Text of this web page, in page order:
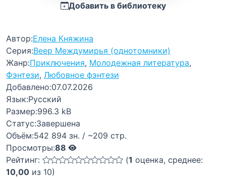
Добавить в библиотеку
Автор:Елена Княжина
Серия:Веер Междумирья (однотомники)
Жанр:Приключения, Молодежная литература,
Фэнтези, Любовное фэнтези
Добавлено:07.07.2026
Язык:Русский
Размер:996.3 kB
Статус:Завершена
Объём:542 894 зн. / ~209 стр.
Просмотры:88
Рейтинг:
(1 оценка, среднее:
10,00 из 10)